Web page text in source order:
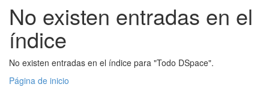
No existen entradas en el
índice
No existen entradas en el índice para "Todo DSpace".
Página de inicio